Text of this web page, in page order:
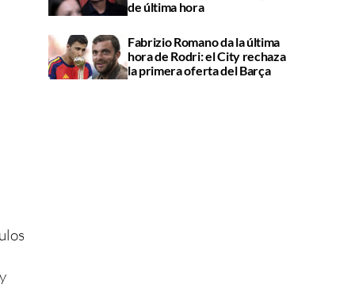
de última hora
Fabrizio Romano da la última
hora de Rodri: el City rechaza
la primera oferta del Barça